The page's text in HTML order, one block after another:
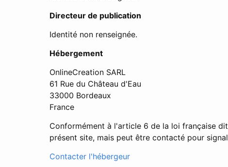
Directeur de publication
Identité non renseignée.
Hébergement
OnlineCreation SARL
61 Rue du Château d'Eau
33000 Bordeaux
France
Conformément à l'article 6 de la loi française
présent site, mais peut être contacté pour
Contacter l'hébergeur